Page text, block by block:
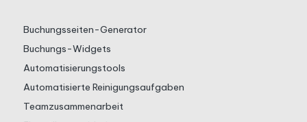
Buchungsseiten-Generator
Buchungs-Widgets
Automatisierungstools
Automatisierte Reinigungsaufgaben
Teamzusammenarbeit